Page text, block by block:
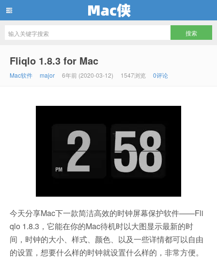
Fliqlo 1.8.3 for Mac
Mac软件 major 6年前 (2020-03-12) 1547浏览 0评论
今天分享Mac下一款简洁高效的时钟屏幕保护软件——Fli
qlo 1.8.3，它能在你的Mac待机时以大图显示最新的时
间，时钟的大小、样式、颜色、以及一些详情都可以自由
的设置，想要什么样的时钟就设置什么样的，非常方便。